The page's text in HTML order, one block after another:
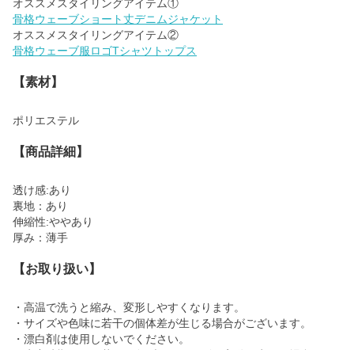
骨格ウェーブショート丈デニムジャケット
骨格ウェーブ服ロゴTシャツトップス
【素材】
ポリエステル
【商品詳細】
透け感:あり
裏地：あり
伸縮性:ややあり
厚み：薄手
【お取り扱い】
・高温で洗うと縮み、変形しやすくなります。
・サイズや色味に若干の個体差が生じる場合がございます。
・漂白剤は使用しないでください。